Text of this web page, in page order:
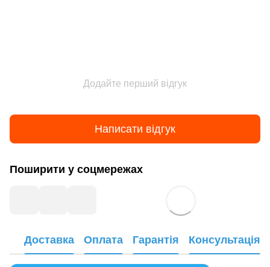
Додайте перший відгук
Написати відгук
Поширити у соцмережах
Доставка Оплата Гарантія Консультація